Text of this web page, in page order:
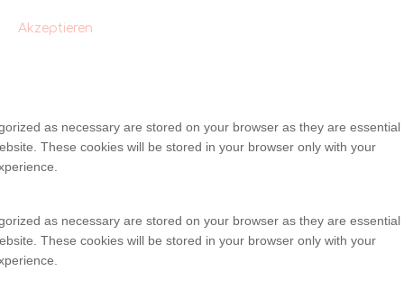
Akzeptieren
as necessary are stored on your browser as they are essential
These cookies will be stored in your browser only with your
as necessary are stored on your browser as they are essential
These cookies will be stored in your browser only with your